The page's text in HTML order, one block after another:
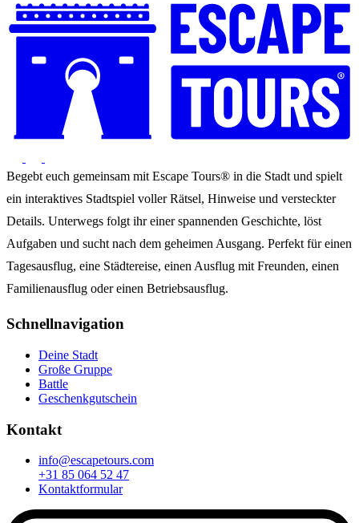
Begebt euch gemeinsam mit Escape Tours® in die Stadt und spielt
ein interaktives Stadtspiel voller Rätsel, Hinweise und versteckter
Details. Unterwegs folgt ihr einer spannenden Geschichte, löst
Aufgaben und sucht nach dem geheimen Ausgang. Perfekt für einen
Tagesausflug, eine Städtereise, einen Ausflug mit Freunden, einen
Familienausflug oder einen Betriebsausflug.
Schnellnavigation
Deine Stadt
Große Gruppe
Battle
Geschenkgutschein
Kontakt
info@escapetours.com
+31 85 064 52 47
Kontaktformular